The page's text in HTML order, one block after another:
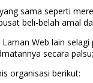
sama seperti
beli-belah amal
Web lain
secara
organisasi berikut: